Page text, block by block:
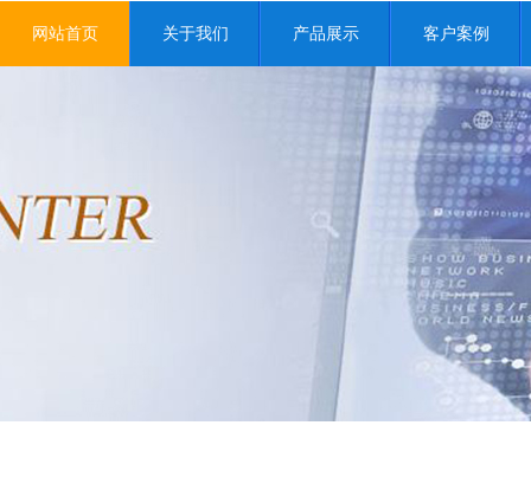
网站首页 关于我们 产品展示 客户案例